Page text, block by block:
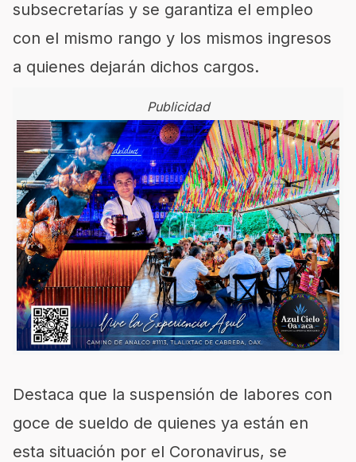
subsecretarías y se garantiza el empleo
con el mismo rango y los mismos ingresos
a quienes dejarán dichos cargos.
Publicidad
Destaca que la suspensión de labores con
goce de sueldo de quienes ya están en
esta situación por el Coronavirus, se